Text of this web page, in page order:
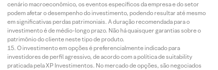
cenário macroeconômico, os eventos específicos da empresa e do setor
podem afetar o desempenho do investimento, podendo resultar até mesmo
em significativas perdas patrimoniais. A duração recomendada para o
investimento é de médio-longo prazo. Não há quaisquer garantias sobre o
patrimônio do cliente neste tipo de produto.
O investimento em opções é preferencialmente indicado para
investidores de perfil agressivo, de acordo com a política de suitability
praticada pela XP Investimentos. No mercado de opções, são negociados